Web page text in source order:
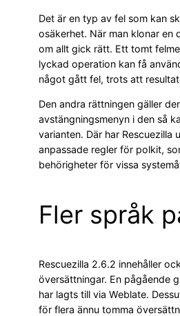
Det är en typ av fel som kan
osäkerhet. När man klonar en
om allt gick rätt. Ett tomt
lyckad operation kan få
något gått fel, trots att
Den andra rättningen gäller
avstängningsmenyn i den så
varianten. Där har Rescuezilla
anpassade regler för polkit,
behörigheter för vissa
Fler språk
Rescuezilla 2.6.2 innehåller
översättningar. En pågående
har lagts till via Weblate.
för flera ännu tomma